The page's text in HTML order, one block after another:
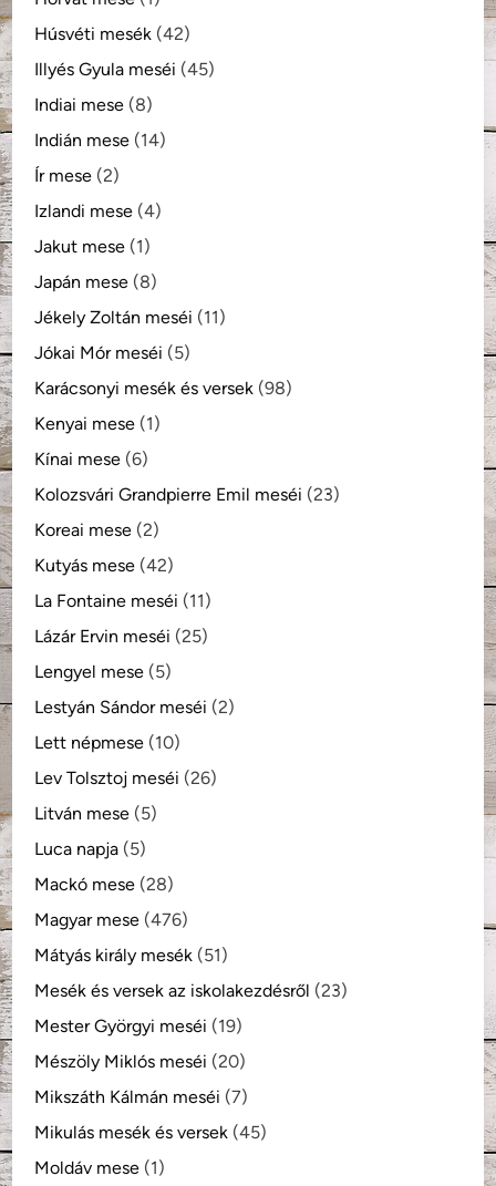
Húsvéti mesék (42)
Illyés Gyula meséi (45)
Indiai mese (8)
Indián mese (14)
Ír mese (2)
Izlandi mese (4)
Jakut mese (1)
Japán mese (8)
Jékely Zoltán meséi (11)
Jókai Mór meséi (5)
Karácsonyi mesék és versek (98)
Kenyai mese (1)
Kínai mese (6)
Kolozsvári Grandpierre Emil meséi (23)
Koreai mese (2)
Kutyás mese (42)
La Fontaine meséi (11)
Lázár Ervin meséi (25)
Lengyel mese (5)
Lestyán Sándor meséi (2)
Lett népmese (10)
Lev Tolsztoj meséi (26)
Litván mese (5)
Luca napja (5)
Mackó mese (28)
Magyar mese (476)
Mátyás király mesék (51)
Mesék és versek az iskolakezdésről (23)
Mester Györgyi meséi (19)
Mészöly Miklós meséi (20)
Mikszáth Kálmán meséi (7)
Mikulás mesék és versek (45)
Moldáv mese (1)